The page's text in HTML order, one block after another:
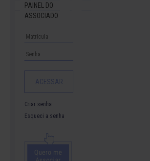
PAINEL DO
ASSOCIADO
Criar senha
Esqueci a senha